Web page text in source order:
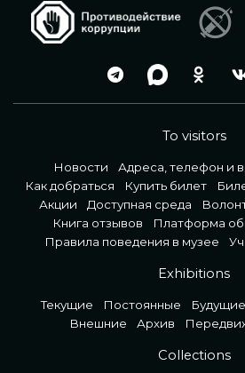
To visitors
Новости
Адреса, телефон и
Как добраться
Купить билет
Акции
Доступная среда
Книга отзывов
Платформа
Правила поведения в музее
Exhibitions
Текущие Постоянные Будущие
Внешние
Архив
Collections